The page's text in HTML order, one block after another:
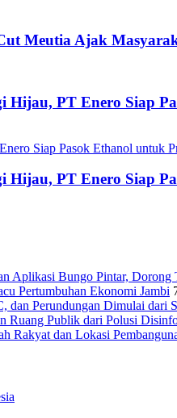
Meutia Ajak
Hijau, PT Enero Siap
Hijau, PT Enero Siap
Aplikasi Bungo Pintar,
Pertumbuhan Ekonomi Jambi
dan Perundungan Dimulai dari
Ruang Publik dari Polusi
Rakyat dan Lokasi